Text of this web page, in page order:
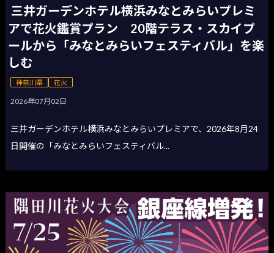
三井ガーデンホテル横浜みなとみらいプレミ
アで花火鑑賞プラン 20階テラス・スカイプ
ールから「みなとみらいフェスティバル」を楽
しむ
神奈川県 花火
2026年07月02日
三井ガーデンホテル横浜みなとみらいプレミアで、2026年8月24
日開催の「みなとみらいフェスティバル...